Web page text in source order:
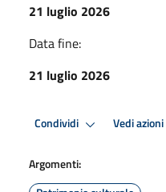
21 luglio 2026
Data fine:
21 luglio 2026
Condividi Vedi azioni
Argomenti: